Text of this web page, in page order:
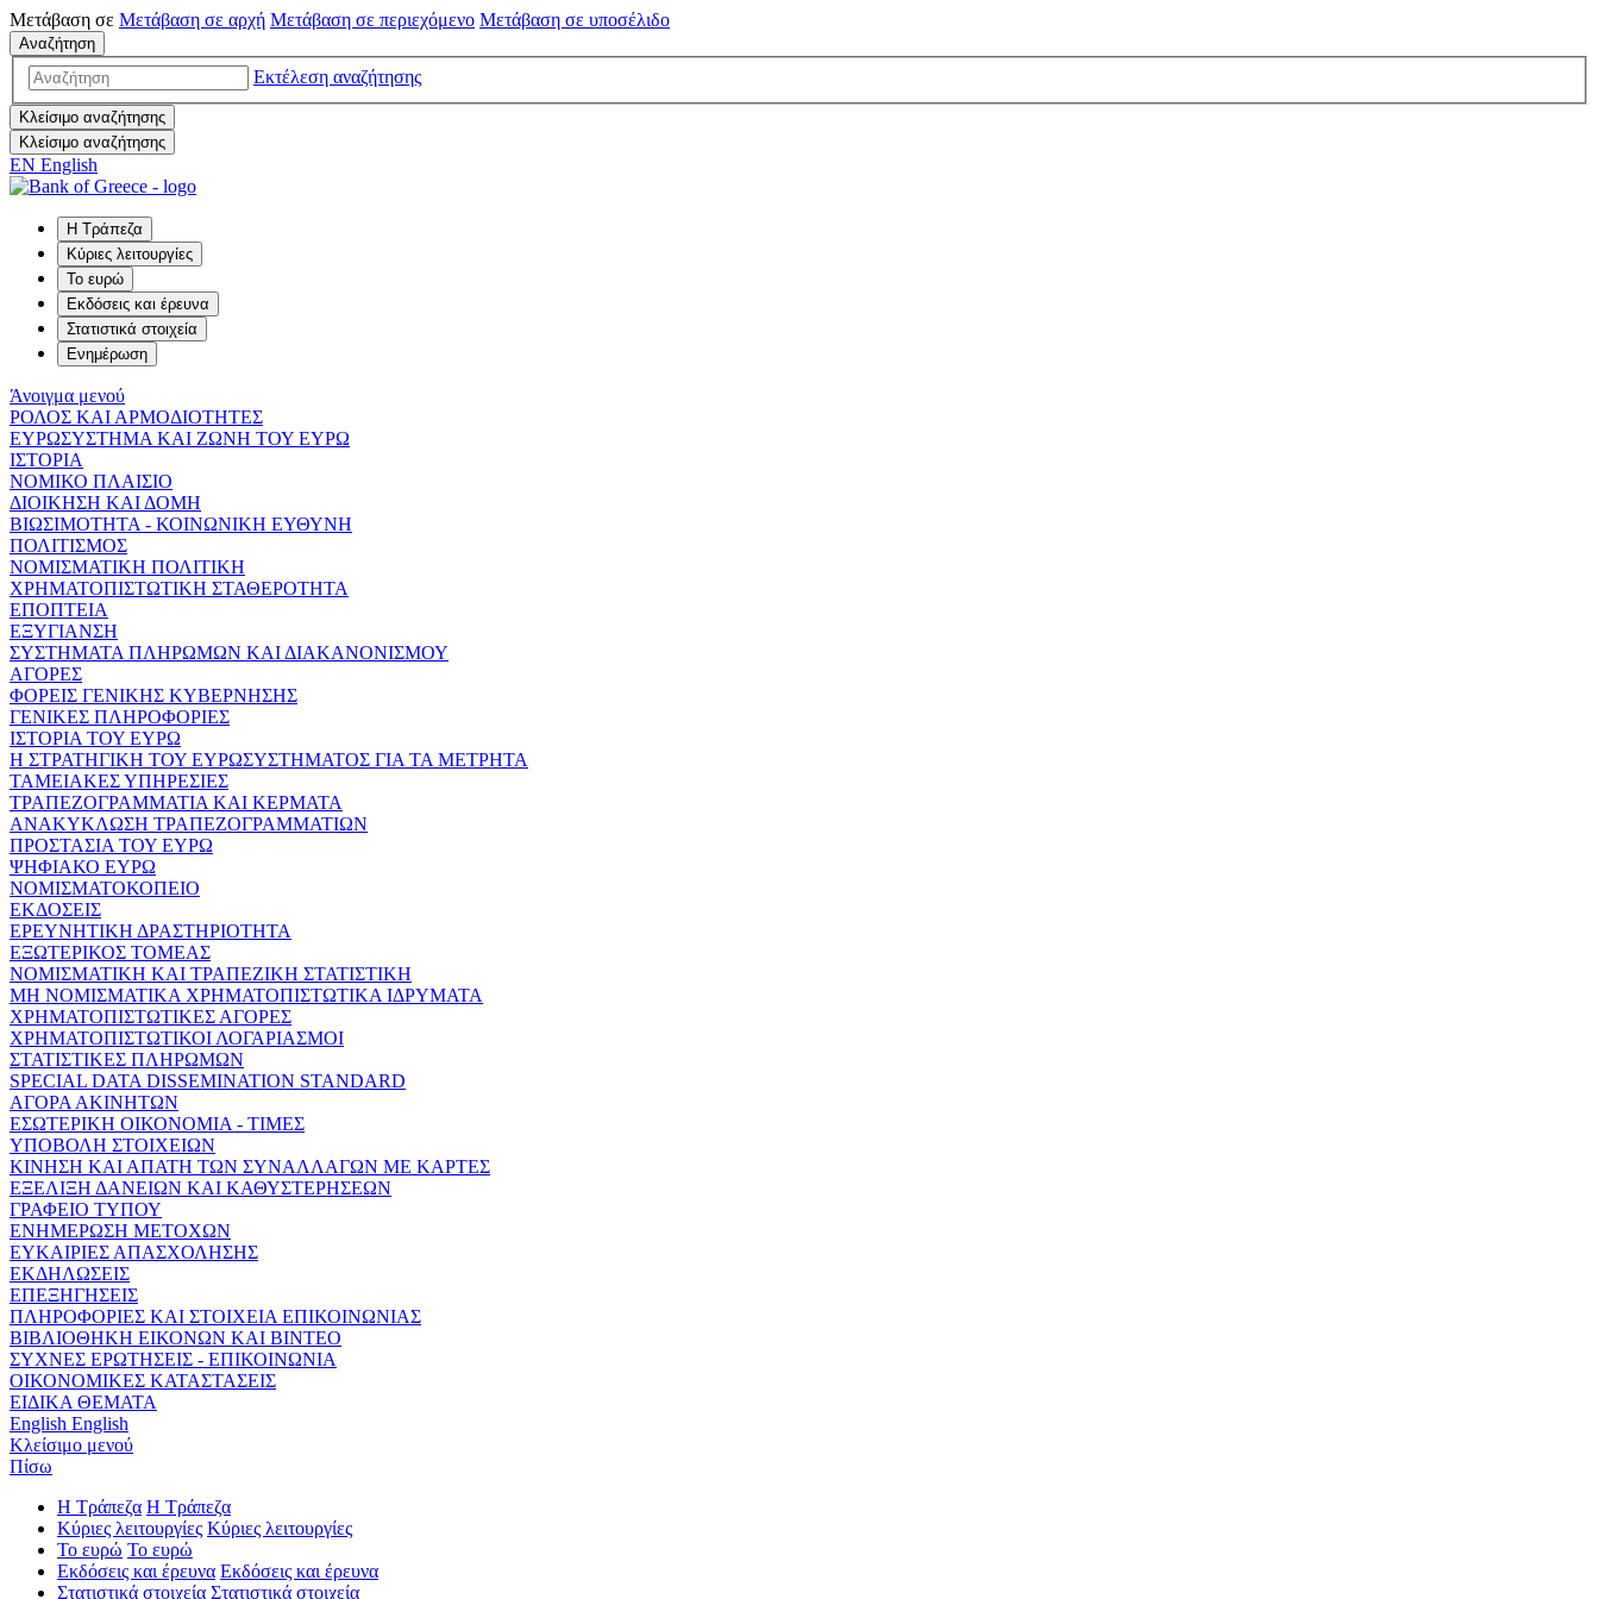
Μετάβαση σε Μετάβαση σε αρχή Μετάβαση σε περιεχόμενο Μετάβαση σε υποσέλιδο
Αναζήτηση
Εκτέλεση αναζήτησης
Κλείσιμο αναζήτησης
Κλείσιμο αναζήτησης
EN English
Η Τράπεζα
Κύριες λειτουργίες
Το ευρώ
Εκδόσεις και έρευνα
Στατιστικά στοιχεία
Ενημέρωση
Άνοιγμα μενού
ΡΟΛΟΣ ΚΑΙ ΑΡΜΟΔΙΟΤΗΤΕΣ
ΕΥΡΩΣΥΣΤΗΜΑ ΚΑΙ ΖΩΝΗ ΤΟΥ ΕΥΡΩ
ΙΣΤΟΡΙΑ
ΝΟΜΙΚΟ ΠΛΑΙΣΙΟ
ΔΙΟΙΚΗΣΗ ΚΑΙ ΔΟΜΗ
ΒΙΩΣΙΜΟΤΗΤΑ - ΚΟΙΝΩΝΙΚΗ ΕΥΘΥΝΗ
ΠΟΛΙΤΙΣΜΟΣ
ΝΟΜΙΣΜΑΤΙΚΗ ΠΟΛΙΤΙΚΗ
ΧΡΗΜΑΤΟΠΙΣΤΩΤΙΚΗ ΣΤΑΘΕΡΟΤΗΤΑ
ΕΠΟΠΤΕΙΑ
ΕΞΥΓΙΑΝΣΗ
ΣΥΣΤΗΜΑΤΑ ΠΛΗΡΩΜΩΝ ΚΑΙ ΔΙΑΚΑΝΟΝΙΣΜΟΥ
ΑΓΟΡΕΣ
ΦΟΡΕΙΣ ΓΕΝΙΚΗΣ ΚΥΒΕΡΝΗΣΗΣ
ΓΕΝΙΚΕΣ ΠΛΗΡΟΦΟΡΙΕΣ
ΙΣΤΟΡΙΑ ΤΟΥ ΕΥΡΩ
Η ΣΤΡΑΤΗΓΙΚΗ ΤΟΥ ΕΥΡΩΣΥΣΤΗΜΑΤΟΣ ΓΙΑ ΤΑ ΜΕΤΡΗΤΑ
ΤΑΜΕΙΑΚΕΣ ΥΠΗΡΕΣΙΕΣ
ΤΡΑΠΕΖΟΓΡΑΜΜΑΤΙΑ ΚΑΙ ΚΕΡΜΑΤΑ
ΑΝΑΚΥΚΛΩΣΗ ΤΡΑΠΕΖΟΓΡΑΜΜΑΤΙΩΝ
ΠΡΟΣΤΑΣΙΑ ΤΟΥ ΕΥΡΩ
ΨΗΦΙΑΚΟ ΕΥΡΩ
ΝΟΜΙΣΜΑΤΟΚΟΠΕΙΟ
ΕΚΔΟΣΕΙΣ
ΕΡΕΥΝΗΤΙΚΗ ΔΡΑΣΤΗΡΙΟΤΗΤΑ
ΕΞΩΤΕΡΙΚΟΣ ΤΟΜΕΑΣ
ΝΟΜΙΣΜΑΤΙΚΗ ΚΑΙ ΤΡΑΠΕΖΙΚΗ ΣΤΑΤΙΣΤΙΚΗ
ΜΗ ΝΟΜΙΣΜΑΤΙΚΑ ΧΡΗΜΑΤΟΠΙΣΤΩΤΙΚΑ ΙΔΡΥΜΑΤΑ
ΧΡΗΜΑΤΟΠΙΣΤΩΤΙΚΕΣ ΑΓΟΡΕΣ
ΧΡΗΜΑΤΟΠΙΣΤΩΤΙΚΟΙ ΛΟΓΑΡΙΑΣΜΟΙ
ΣΤΑΤΙΣΤΙΚΕΣ ΠΛΗΡΩΜΩΝ
SPECIAL DATA DISSEMINATION STANDARD
ΑΓΟΡΑ ΑΚΙΝΗΤΩΝ
ΕΣΩΤΕΡΙΚΗ ΟΙΚΟΝΟΜΙΑ - ΤΙΜΕΣ
ΥΠΟΒΟΛΗ ΣΤΟΙΧΕΙΩΝ
ΚΙΝΗΣΗ ΚΑΙ ΑΠΑΤΗ ΤΩΝ ΣΥΝΑΛΛΑΓΩΝ ΜΕ ΚΑΡΤΕΣ
ΕΞΕΛΙΞΗ ΔΑΝΕΙΩΝ ΚΑΙ ΚΑΘΥΣΤΕΡΗΣΕΩΝ
ΓΡΑΦΕΙΟ ΤΥΠΟΥ
ΕΝΗΜΕΡΩΣΗ ΜΕΤΟΧΩΝ
ΕΥΚΑΙΡΙΕΣ ΑΠΑΣΧΟΛΗΣΗΣ
ΕΚΔΗΛΩΣΕΙΣ
ΕΠΕΞΗΓΗΣΕΙΣ
ΠΛΗΡΟΦΟΡΙΕΣ ΚΑΙ ΣΤΟΙΧΕΙΑ ΕΠΙΚΟΙΝΩΝΙΑΣ
ΒΙΒΛΙΟΘΗΚΗ ΕΙΚΟΝΩΝ ΚΑΙ ΒΙΝΤΕΟ
ΣΥΧΝΕΣ ΕΡΩΤΗΣΕΙΣ - ΕΠΙΚΟΙΝΩΝΙΑ
ΟΙΚΟΝΟΜΙΚΕΣ ΚΑΤΑΣΤΑΣΕΙΣ
ΕΙΔΙΚΑ ΘΕΜΑΤΑ
English English
Κλείσιμο μενού
Πίσω
Η Τράπεζα Η Τράπεζα
Κύριες λειτουργίες Κύριες λειτουργίες
Το ευρώ Το ευρώ
Εκδόσεις και έρευνα Εκδόσεις και έρευνα
Στατιστικά στοιχεία Στατιστικά στοιχεία